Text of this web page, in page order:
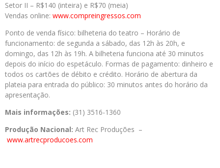
Setor II – R$140 (inteira) e R$70 (meia)
Vendas online: www.compreingressos.com
Ponto de venda físico: bilheteria do teatro – Horário de
funcionamento: de segunda a sábado, das 12h às 20h, e
domingo, das 12h às 19h. A bilheteria funciona até 30 minutos
depois do início do espetáculo. Formas de pagamento: dinheiro e
todos os cartões de débito e crédito. Horário de abertura da
plateia para entrada do público: 30 minutos antes do horário da
apresentação.
Mais informações: (31) 3516-1360
Produção Nacional: Art Rec Produções –
www.artrecproducoes.com